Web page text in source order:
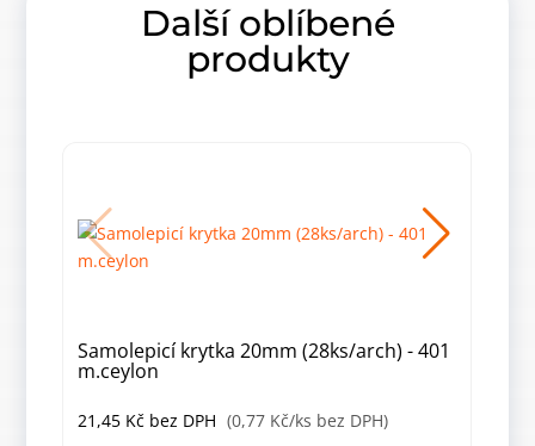
Další oblíbené
produkty
Samolepicí krytka 20mm (28ks/arch) - 401
m.ceylon
21,45 Kč bez DPH (0,77 Kč/ks bez DPH)